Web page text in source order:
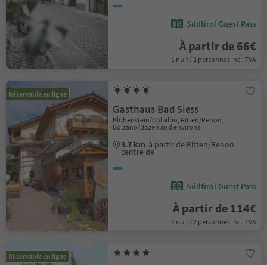
Südtirol Guest Pass
À partir de 66€
1 nuit / 2 personnes incl. TVA
Réservable en ligne
Gasthaus Bad Siess
Klobenstein/Collalbo, Ritten/Renon,
Bolzano/Bozen and environs
3.7 km à partir de Ritten/Renon
centre de
Südtirol Guest Pass
À partir de 114€
1 nuit / 2 personnes incl. TVA
Réservable en ligne